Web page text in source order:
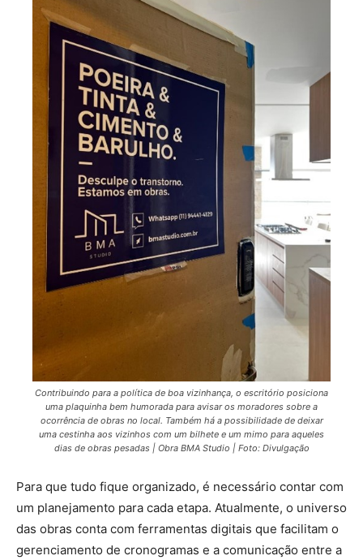
Contribuindo para a política de boa vizinhança, o escritório posiciona
uma plaquinha bem humorada para avisar os moradores sobre a
ocorrência de obras no local. Também há a possibilidade de deixar
uma cestinha aos vizinhos com um bilhete e um mimo para aqueles
dias de obras pesadas | Obra BMA Studio | Foto: Divulgação
Para que tudo fique organizado, é necessário contar com
um planejamento para cada etapa. Atualmente, o universo
das obras conta com ferramentas digitais que facilitam o
gerenciamento de cronogramas e a comunicação entre a